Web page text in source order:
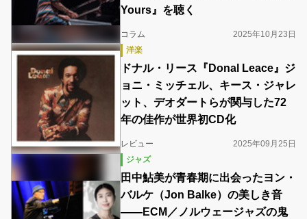
Yours』を聴く
コラム
2025年10月23日
洋楽
ドナル・リース『Donal Leace』ジ
ョニ・ミッチェル、キース・ジャレ
ット、デオダートらが関与した72
年の佳作が世界初CD化
レビュー
2025年09月25日
ジャズ
田中鮎美が青春期に出会ったヨン・
バルケ（Jon Balke）の美しき音
――ECM／ノルウェージャズの鬼